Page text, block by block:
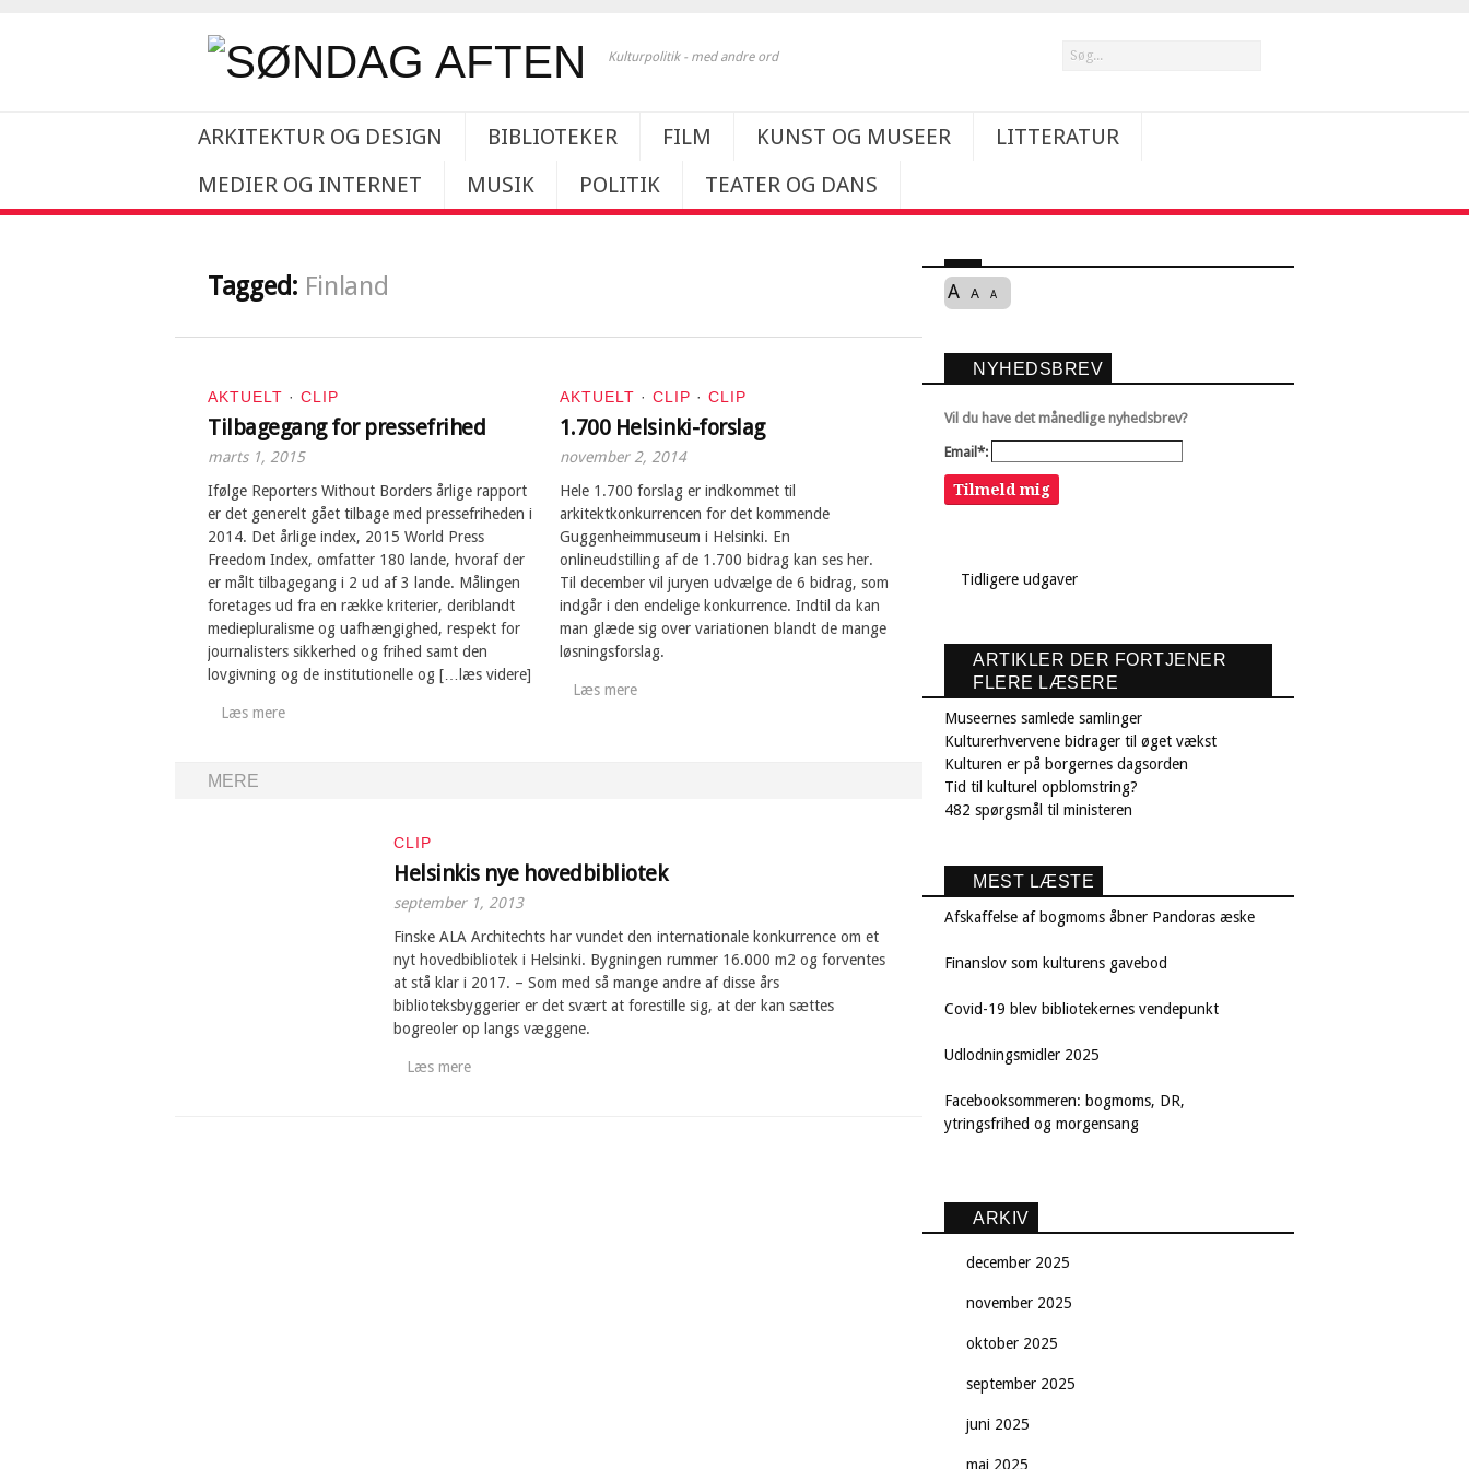
Kulturpolitik - med andre ord
ARKITEKTUR OG DESIGN BIBLIOTEKER FILM KUNST OG MUSEER
LITTERATUR
MEDIER OG INTERNET
MUSIK POLITIK TEATER OG DANS
Tagged: Finland
AKTUELT · CLIP
Tilbagegang for pressefrihed
marts 1, 2015
Ifølge Reporters Without Borders årlige rapport
er det generelt gået tilbage med pressefriheden i
2014. Det årlige index, 2015 World Press
Freedom Index, omfatter 180 lande, hvoraf der
er målt tilbagegang i 2 ud af 3 lande. Målingen
foretages ud fra en række kriterier, deriblandt
mediepluralisme og uafhængighed, respekt for
journalisters sikkerhed og frihed samt den
lovgivning og de institutionelle og […læs videre]
Læs mere
AKTUELT · CLIP · CLIP
1.700 Helsinki-forslag
november 2, 2014
Hele 1.700 forslag er indkommet til
arkitektkonkurrencen for det kommende
Guggenheimmuseum i Helsinki. En
onlineudstilling af de 1.700 bidrag kan ses her.
Til december vil juryen udvælge de 6 bidrag, som
indgår i den endelige konkurrence. Indtil da kan
man glæde sig over variationen blandt de mange
løsningsforslag.
Læs mere
MERE
CLIP
Helsinkis nye hovedbibliotek
september 1, 2013
Finske ALA Architechts har vundet den internationale konkurrence om et
nyt hovedbibliotek i Helsinki. Bygningen rummer 16.000 m2 og forventes
at stå klar i 2017. – Som med så mange andre af disse års
biblioteksbyggerier er det svært at forestille sig, at der kan sættes
bogreoler op langs væggene.
Læs mere
A A A
NYHEDSBREV
Vil du have det månedlige nyhedsbrev?
Email*:
Tilmeld mig
Tidligere udgaver
ARTIKLER DER FORTJENER
FLERE LÆSERE
Museernes samlede samlinger
Kulturerhvervene bidrager til øget vækst
Kulturen er på borgernes dagsorden
Tid til kulturel opblomstring?
482 spørgsmål til ministeren
MEST LÆSTE
Afskaffelse af bogmoms åbner Pandoras æske
Finanslov som kulturens gavebod
Covid-19 blev bibliotekernes vendepunkt
Udlodningsmidler 2025
Facebooksommeren: bogmoms, DR,
ytringsfrihed og morgensang
ARKIV
december 2025
november 2025
oktober 2025
september 2025
juni 2025
maj 2025